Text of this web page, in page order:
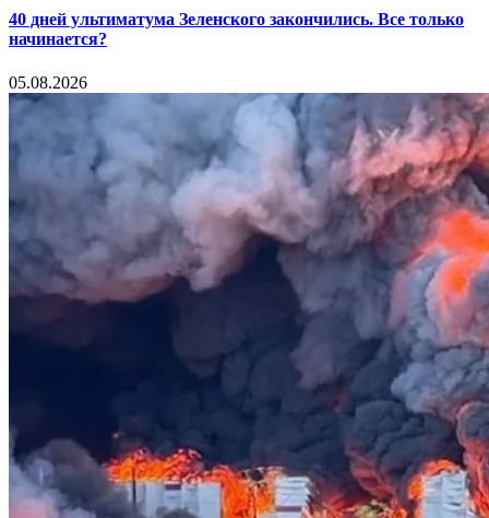
40 дней ультиматума Зеленского закончились. Все только
начинается?
05.08.2026